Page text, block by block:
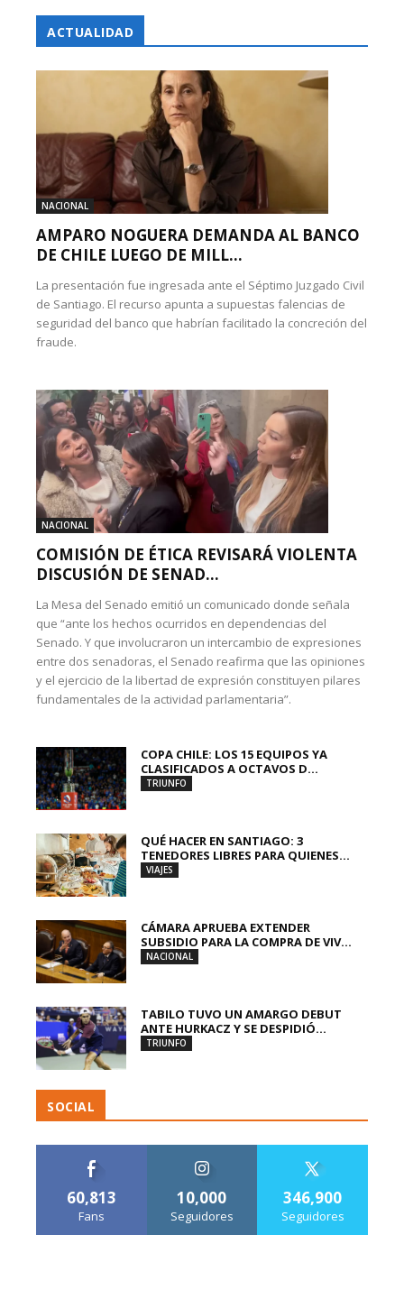
ACTUALIDAD
NACIONAL
AMPARO NOGUERA DEMANDA AL BANCO
DE CHILE LUEGO DE MILL...
La presentación fue ingresada ante el Séptimo Juzgado Civil
de Santiago. El recurso apunta a supuestas falencias de
seguridad del banco que habrían facilitado la concreción del
fraude.
NACIONAL
COMISIÓN DE ÉTICA REVISARÁ VIOLENTA
DISCUSIÓN DE SENAD...
La Mesa del Senado emitió un comunicado donde señala
que “ante los hechos ocurridos en dependencias del
Senado. Y que involucraron un intercambio de expresiones
entre dos senadoras, el Senado reafirma que las opiniones
y el ejercicio de la libertad de expresión constituyen pilares
fundamentales de la actividad parlamentaria”.
COPA CHILE: LOS 15 EQUIPOS YA
CLASIFICADOS A OCTAVOS D...
TRIUNFO
QUÉ HACER EN SANTIAGO: 3
TENEDORES LIBRES PARA QUIENES...
VIAJES
CÁMARA APRUEBA EXTENDER
SUBSIDIO PARA LA COMPRA DE VIV...
NACIONAL
TABILO TUVO UN AMARGO DEBUT
ANTE HURKACZ Y SE DESPIDIÓ...
TRIUNFO
SOCIAL
60,813
Fans
10,000
Seguidores
346,900
Seguidores